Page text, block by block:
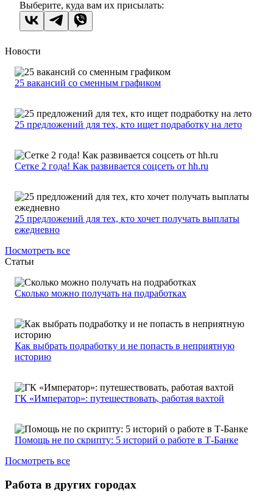
Выберите, куда вам их присылать:
Новости
25 вакансий со сменным графиком
25 предложений для тех, кто ищет подработку на лето
Сетке 2 года! Как развивается соцсеть от hh.ru
25 предложений для тех, кто хочет получать выплаты
ежедневно
Посмотреть все
Статьи
Сколько можно получать на подработках
Как выбрать подработку и не попасть в неприятную
историю
ГК «Император»: путешествовать, работая вахтой
Помощь не по скрипту: 5 историй о работе в Т-Банке
Посмотреть все
Работа в других городах